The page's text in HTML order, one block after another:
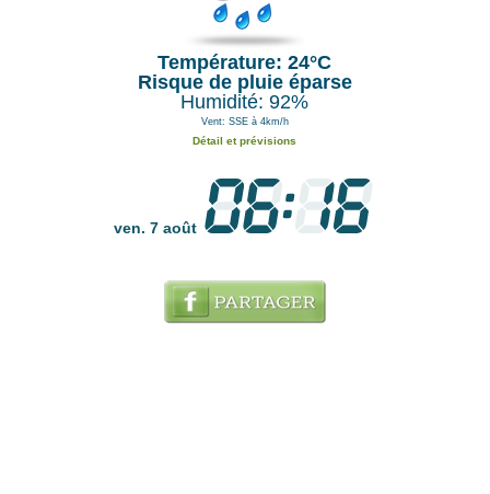
Température: 24°C
Risque de pluie éparse
Humidité: 92%
Vent: SSE à 4km/h
Détail et prévisions
ven. 7 août